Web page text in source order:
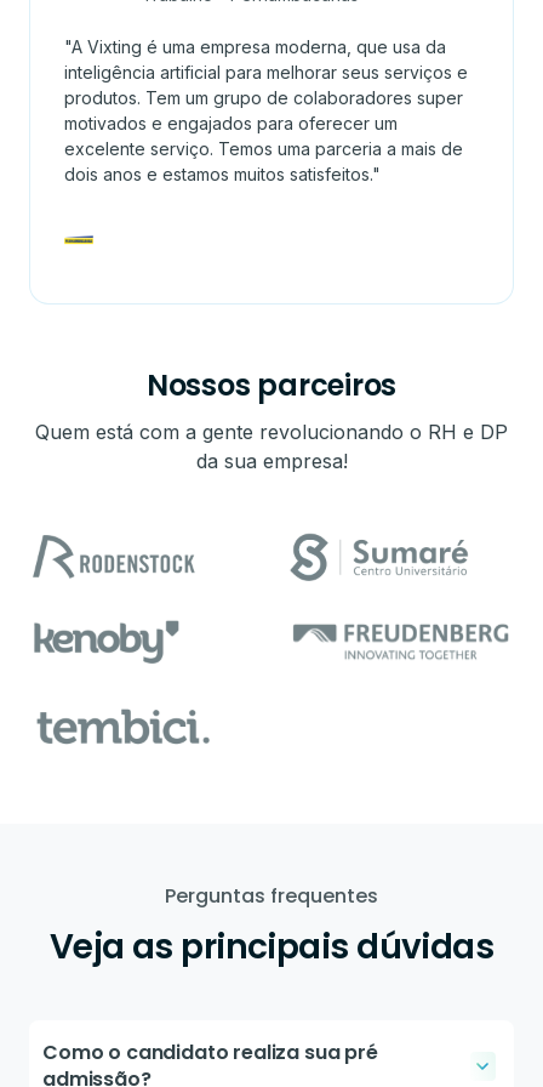
"A Vixting é uma empresa moderna, que usa da
inteligência artificial para melhorar seus serviços e
produtos. Tem um grupo de colaboradores super
motivados e engajados para oferecer um
excelente serviço. Temos uma parceria a mais de
dois anos e estamos muitos satisfeitos."
Nossos parceiros
Quem está com a gente revolucionando o RH e DP
da sua empresa!
Perguntas frequentes
Veja as principais dúvidas
Como o candidato realiza sua pré
admissão?